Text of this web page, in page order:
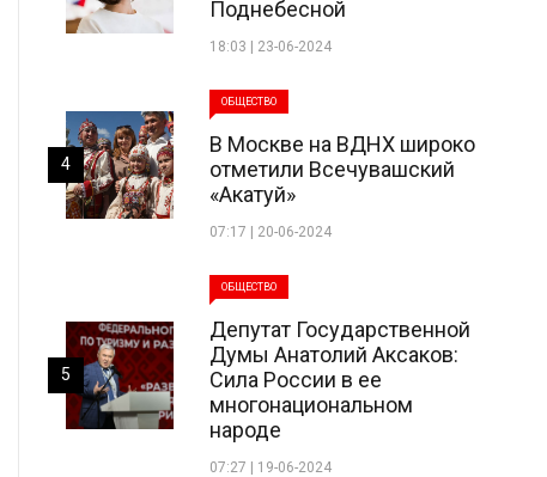
Поднебесной
18:03 | 23-06-2024
ОБЩЕСТВО
В Москве на ВДНХ широко
отметили Всечувашский
«Акатуй»
07:17 | 20-06-2024
4
ОБЩЕСТВО
Депутат Государственной
Думы Анатолий Аксаков:
Сила России в ее
многонациональном
народе
07:27 | 19-06-2024
5